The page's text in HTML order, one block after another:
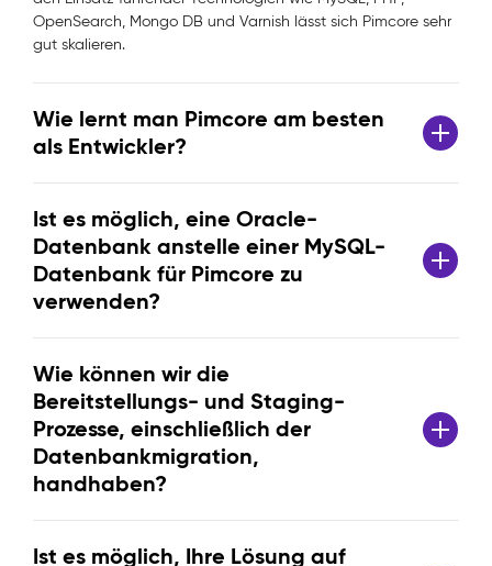
OpenSearch, Mongo DB und Varnish lässt sich Pimcore sehr
gut skalieren.
Wie lernt man Pimcore am besten
als Entwickler?
Ist es möglich, eine Oracle-
Datenbank anstelle einer MySQL-
Datenbank für Pimcore zu
verwenden?
Wie können wir die
Bereitstellungs- und Staging-
Prozesse, einschließlich der
Datenbankmigration,
handhaben?
Ist es möglich, Ihre Lösung auf